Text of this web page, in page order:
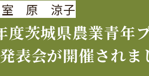
室 原 涼子
度茨城県農業青年
表会が開催されま